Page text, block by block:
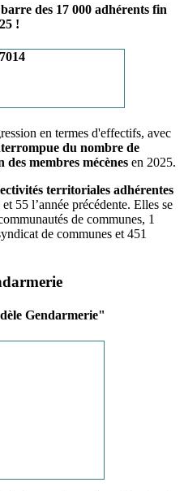
des 17 000 adhérents fin
!
en termes d'effectifs, avec
du nombre de
des membres mécènes en 2025.
territoriales adhérentes
55 l’année précédente. Elles se
de communes, 1
de communes et 451
Gendarmerie"